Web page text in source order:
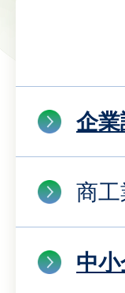
企
商工
中